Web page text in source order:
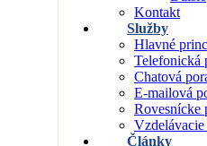
Kontakt
Služby
Hlavné
Telefonická
Chatová
E-mailová
Rovesnícke
Články